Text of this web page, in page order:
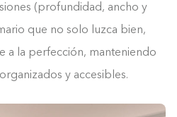
(profundidad, ancho y
que no solo luzca bien,
a la perfección, manteniendo
y accesibles.